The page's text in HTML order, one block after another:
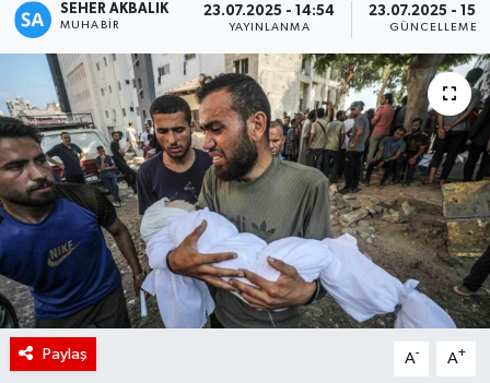
SEHER AKBALIK
MUHABIR
23.07.2025 - 14:54
YAYINLANMA
23.07.2025 -
GÜNCELLEME
Paylaş A- A+